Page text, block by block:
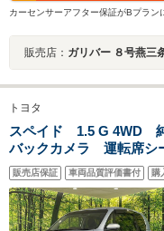
カーセンサーアフター保証がBプラン
販売店： ガリバー ８号燕三
トヨタ
スペイド 1.5 G 4WD
バックカメラ 運転席
レコーダー CD/DVD/
コン 革巻ステアリン
販売店保証 車両品質評価書付 購